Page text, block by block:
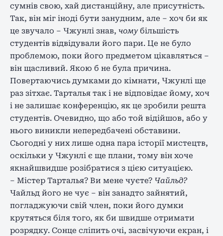
сумнів свою, хай дистанційну, але присутність.
Так, він міг іноді бути занудним, але – хоч би як
це звучало – Чжунлі знав, чому більшість
студентів відвідували його пари. Це не було
проблемою, поки його предметом цікавляться –
він щасливий. Якою б не була причина.
Повертаючись думками до кімнати, Чжунлі ще
раз зітхає. Тарталья так і не відповідає йому, хоч
і не залишає конференцію, як це зробили решта
студентів. Очевидно, що або той відійшов, або у
нього виникли непередбачені обставини.
Сьогодні у них лише одна пара історії мистецтв,
оскільки у Чжунлі є ще плани, тому він хоче
якнайшвидше розібратися з цією ситуацією.
– Містер Тарталья? Ви мене чуєте? Чайльд?
Чайльд його не чує – він занадто зайнятий,
погладжуючи свій член, поки його думки
крутяться біля того, як би швидше отримати
розрядку. Сонце сліпить очі, засвічуючи екран, і